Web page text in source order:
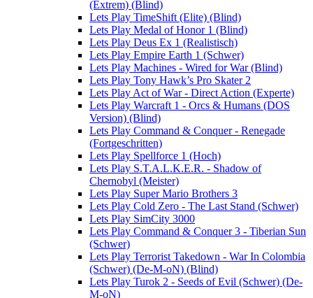
(Extrem) (Blind)
Lets Play TimeShift (Elite) (Blind)
Lets Play Medal of Honor 1 (Blind)
Lets Play Deus Ex 1 (Realistisch)
Lets Play Empire Earth 1 (Schwer)
Lets Play Machines - Wired for War (Blind)
Lets Play Tony Hawk’s Pro Skater 2
Lets Play Act of War - Direct Action (Experte)
Lets Play Warcraft 1 - Orcs & Humans (DOS
Version) (Blind)
Lets Play Command & Conquer - Renegade
(Fortgeschritten)
Lets Play Spellforce 1 (Hoch)
Lets Play S.T.A.L.K.E.R. - Shadow of
Chernobyl (Meister)
Lets Play Super Mario Brothers 3
Lets Play Cold Zero - The Last Stand (Schwer)
Lets Play SimCity 3000
Lets Play Command & Conquer 3 - Tiberian Sun
(Schwer)
Lets Play Terrorist Takedown - War In Colombia
(Schwer) (De-M-oN) (Blind)
Lets Play Turok 2 - Seeds of Evil (Schwer) (De-
M-oN)